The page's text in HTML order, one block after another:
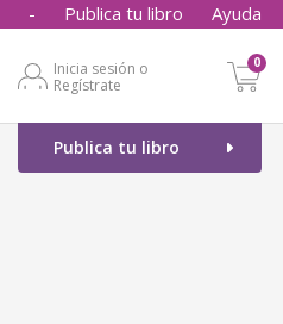
- Publica tu libro Ayuda
Inicia sesión o
Regístrate
0
Publica tu libro